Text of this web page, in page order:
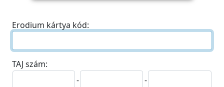
Erodium kártya kód:
TAJ szám:
-
-